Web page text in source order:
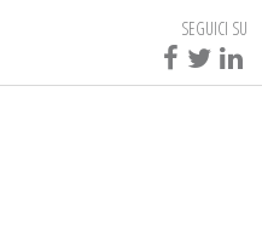
SEGUICI SU